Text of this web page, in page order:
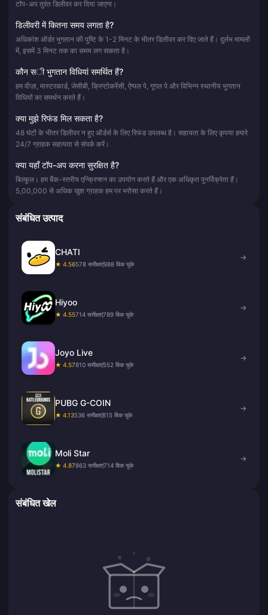
टॉप-अप तुरंत डिलीवर कर दिया जाएगा।
डिलीवरी में कितना समय लगता है?
अधिकांश ऑर्डर भुगतान की पुष्टि के 1-2 मिनट के भीतर डिलीवर कर दिए जाते हैं। दुर्लभ मामलों
में, इसमें 3 मिनट तक का समय लग सकता है।
कौन सी भुगतान विधियां समर्थित हैं?
हम वीज़ा, मास्टरकार्ड, जेसीबी, क्रिप्टोकरेंसी, ऐप्पल पे, गूगल पे और विभिन्न स्थानीय भुगतान
विधियों का समर्थन करते हैं।
क्या मुझे रिफंड मिल सकता है?
48 घंटों के भीतर डिलीवर न हुए ऑर्डर्स के लिए रिफंड उपलब्ध है। सहायता के लिए कृपया हमारे
24/7 ग्राहक सहायता से संपर्क करें।
क्या यहाँ टॉप-अप करना सुरक्षित है?
बिल्कुल। हम बैंक-स्तरीय एन्क्रिप्शन का उपयोग करते हैं और एक अधिकृत पुनर्विक्रेता हैं।
5,00,000 से अधिक खुश ग्राहक हम पर भरोसा करते हैं।
संबंधित उत्पाद
CHATI
★ 4.56578 समीक्षाएं988 बिक चुके
→
Hiyoo
★ 4.55714 समीक्षाएं789 बिक चुके
→
Joyo Live
★ 4.57810 समीक्षाएं552 बिक चुके
→
PUBG G-COIN
★ 4.13536 समीक्षाएं815 बिक चुके
→
Moli Star
★ 4.87863 समीक्षाएं714 बिक चुके
→
संबंधित खेल